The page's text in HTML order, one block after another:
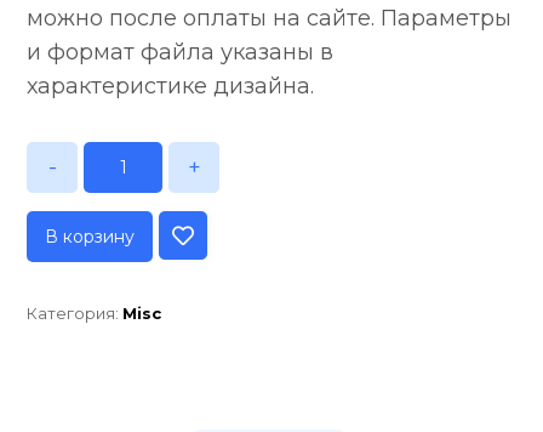
можно после оплаты на сайте. Параметры
и формат файла указаны в
характеристике дизайна.
- +
В корзину
Категория: Misc